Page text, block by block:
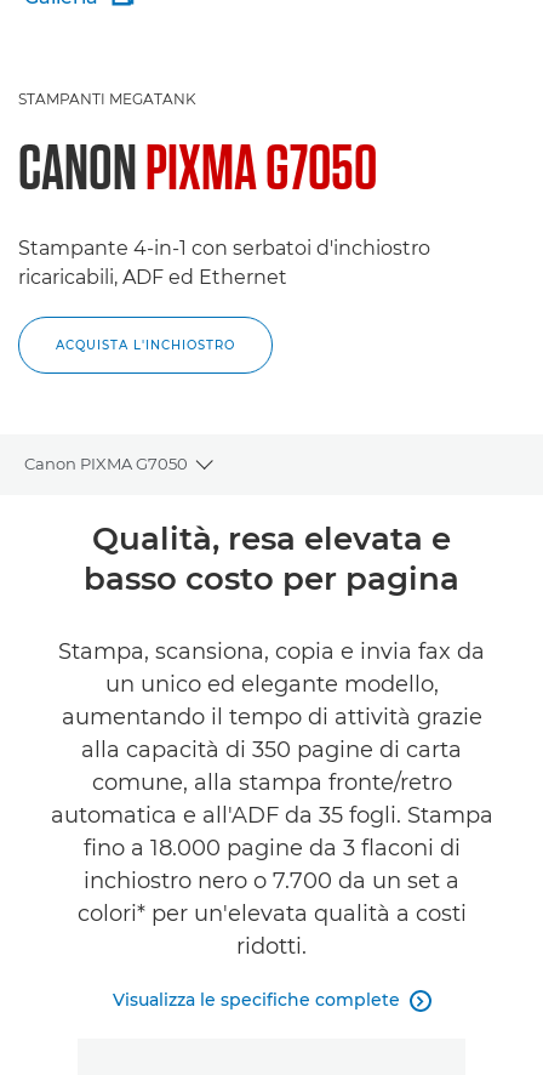
STAMPANTI MEGATANK
CANONPIXMA G7050
Stampante 4-in-1 con serbatoi d'inchiostro
ricaricabili, ADF ed Ethernet
ACQUISTA L'INCHIOSTRO
Canon PIXMA G7050
Toggle breadcrumbs
Panoramica
Caratteristiche
Supporto
ACQUISTA L'INCHIOSTRO
Qualità, resa elevata e
basso costo per pagina
Stampa, scansiona, copia e invia fax da
un unico ed elegante modello,
aumentando il tempo di attività grazie
alla capacità di 350 pagine di carta
comune, alla stampa fronte/retro
automatica e all'ADF da 35 fogli. Stampa
fino a 18.000 pagine da 3 flaconi di
inchiostro nero o 7.700 da un set a
colori* per un'elevata qualità a costi
ridotti.
Visualizza le specifiche complete 